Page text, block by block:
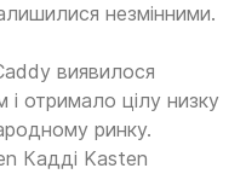
незмінними.
виявилося
і отримало цілу низку
ринку.
Кадді Kasten